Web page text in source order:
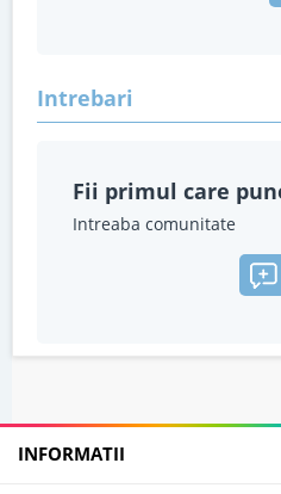
Intrebari
Fii primul care
Intreaba comunitate
INFORMATII